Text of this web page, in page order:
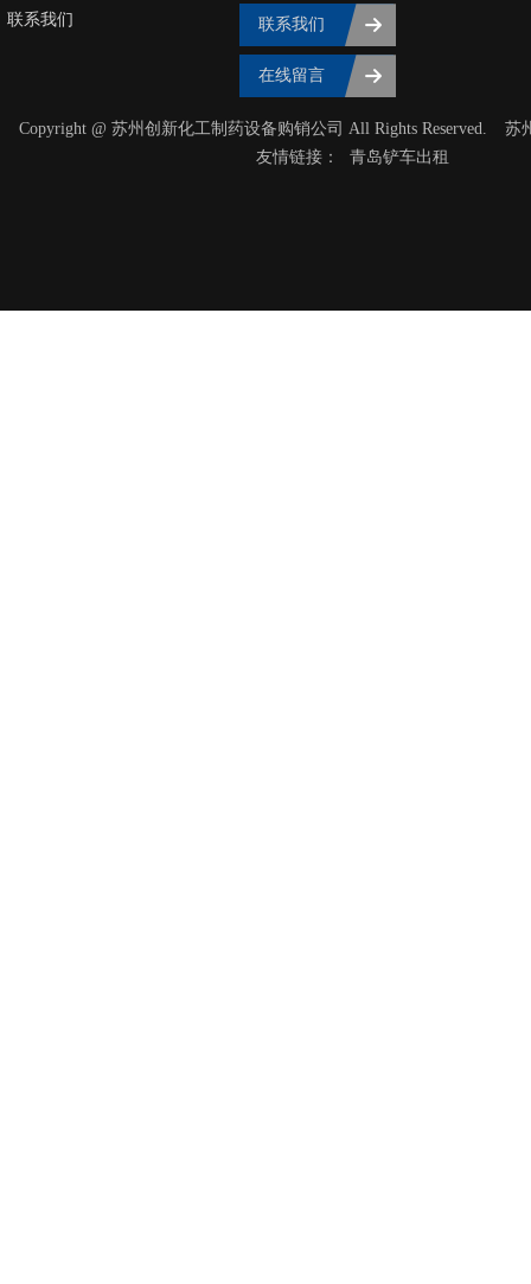
联系我们 联系我们
在线留言
Copyright @ 苏州创新化工制药设备购销公司 All Rights Reserved.
苏
友情链接：
青岛铲车出租